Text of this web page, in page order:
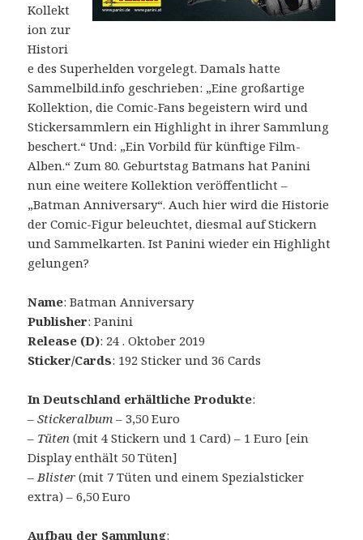
Kollekt
ion zur
Histori
e des Superhelden vorgelegt. Damals hatte
Sammelbild.info geschrieben: „Eine großartige
Kollektion, die Comic-Fans begeistern wird und
Stickersammlern ein Highlight in ihrer Sammlung
beschert.“ Und: „Ein Vorbild für künftige Film-
Alben.“ Zum 80. Geburtstag Batmans hat Panini
nun eine weitere Kollektion veröffentlicht –
„Batman Anniversary“. Auch hier wird die Historie
der Comic-Figur beleuchtet, diesmal auf Stickern
und Sammelkarten. Ist Panini wieder ein Highlight
gelungen?
Name: Batman Anniversary
Publisher: Panini
Release (D): 24 . Oktober 2019
Sticker/Cards: 192 Sticker und 36 Cards
In Deutschland erhältliche Produkte:
–Stickeralbum – 3,50 Euro
– Tüten (mit 4 Stickern und 1 Card) – 1 Euro [ein
Display enthält 50 Tüten]
–Blister (mit 7 Tüten und einem Spezialsticker
extra) – 6,50 Euro
Aufbau der Sammlung: